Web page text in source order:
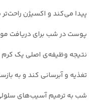
پیدا می‌کند و اکسیژن
پوست در شب برای دریافت
نتیجه وظیفه‌ی اصلی یک
تغذیه و آبرسانی کند و به
شب به ترمیم آسیب‌های